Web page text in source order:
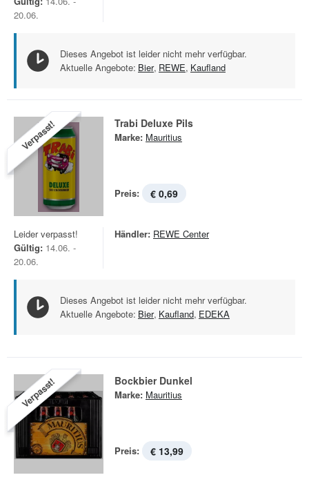
20.06.
Dieses Angebot ist leider nicht mehr verfügbar.
Aktuelle Angebote: Bier, REWE, Kaufland
Verpasst! Trabi Deluxe Pils
Marke: Mauritius
Preis: € 0,69
Leider verpasst!
Gültig: 14.06. -
20.06.
Händler: REWE Center
Dieses Angebot ist leider nicht mehr verfügbar.
Aktuelle Angebote: Bier, Kaufland, EDEKA
Verpasst! Bockbier Dunkel
Marke: Mauritius
Preis: € 13,99